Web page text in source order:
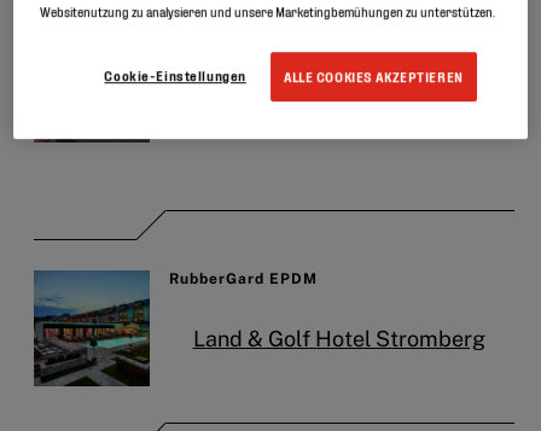
Einfamilienhaus in
RubberGard EPDM
Land & Golf Hotel Stromberg
Websitenutzung zu analysieren und unsere Marketingbemühungen zu unterstützen.
ALLE COOKIES AKZEPTIEREN
Cookie-Einstellungen